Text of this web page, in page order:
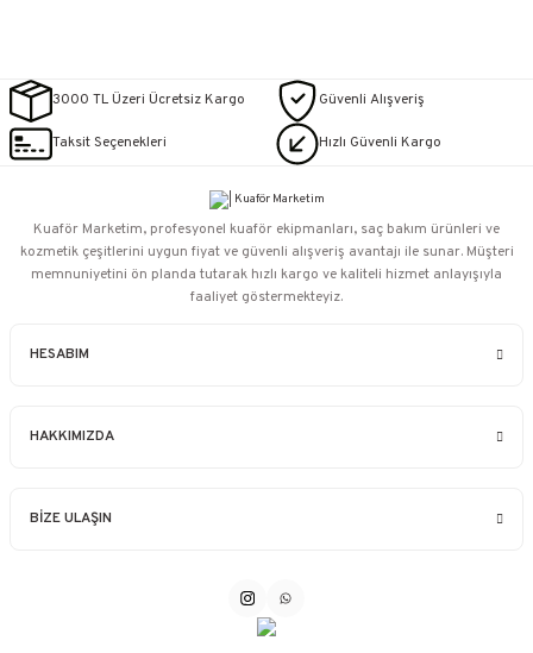
3000 TL Üzeri Ücretsiz Kargo Güvenli Alışveriş
Taksit Seçenekleri Hızlı Güvenli Kargo
HESABIM
HAKKIMIZDA
BİZE ULAŞIN
Kuaför Marketim, profesyonel kuaför ekipmanları, saç bakım ürünleri ve
kozmetik çeşitlerini uygun fiyat ve güvenli alışveriş avantajı ile sunar. Müşteri
memnuniyetini ön planda tutarak hızlı kargo ve kaliteli hizmet anlayışıyla
faaliyet göstermekteyiz.